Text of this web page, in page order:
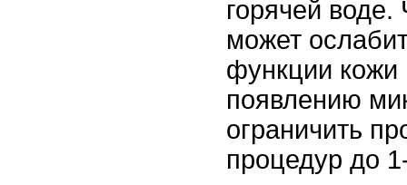
горячей
может
функции кожи
появлению
ограничить
процедур до